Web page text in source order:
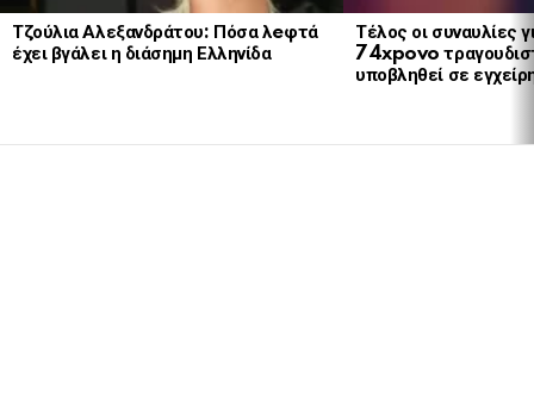
Τζούλια Αλεξανδράτου: Πόσα λeφτά
έχει βγάλει η διάσημη Ελληνίδα
Τέλος οι συναυλίες
74xpovo
υποβληθεί σε